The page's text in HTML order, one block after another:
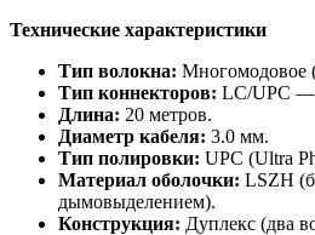
Технические характеристики
Тип волокна: Многомодовое
Тип коннекторов: LC/UPC —
Длина: 20 метров.
Диаметр кабеля: 3.0 мм.
Тип полировки: UPC (Ultra
Материал оболочки: LSZH
дымовыделением).
Конструкция: Дуплекс (два